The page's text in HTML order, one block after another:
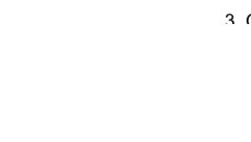
3.